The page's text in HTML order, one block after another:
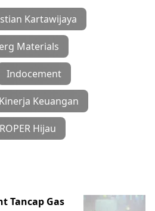
Kartawijaya
Materials
Indocement
Kinerja Keuangan
Hijau
Tancap Gas